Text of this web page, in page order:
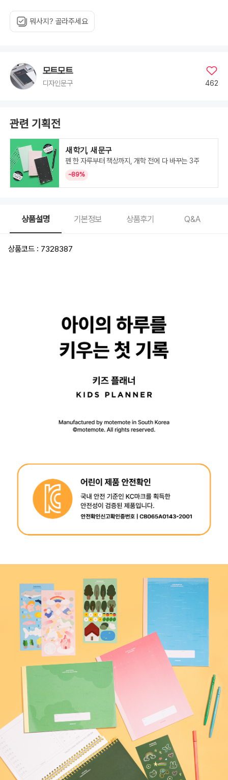
뭐사지? 골라주세요
모트모트
디자인문구 462
관련 기획전
새 학기, 새 문구
펜 한 자루부터 책상까지, 개학 전에 다 바꾸는 3주
~89%
상품설명 기본정보 상품후기 Q&A
상품코드 : 7328387